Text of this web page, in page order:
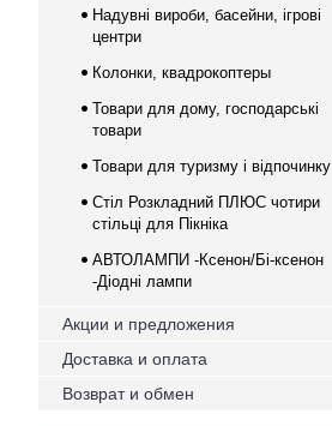
Надувні вироби, басейни, ігрові
центри
Колонки, квадрокоптеры
Товари для дому, господарські
товари
Товари для туризму і відпочинку
Стіл Розкладний ПЛЮС чотири
стільці для Пікніка
АВТОЛАМПИ -Ксенон/Бі-ксенон
-Діодні лампи
Акции и предложения
Доставка и оплата
Возврат и обмен